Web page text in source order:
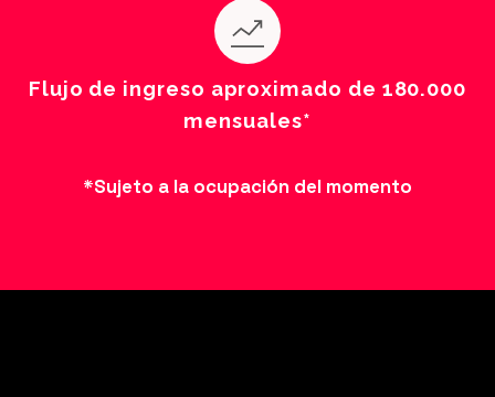
Flujo de ingreso aproximado de 180.000
mensuales*
*Sujeto a la ocupación del momento